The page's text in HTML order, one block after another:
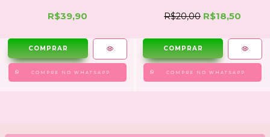
R$39,90
COMPRE NO WHATSAPP
R$20,00 R$18,50
COMPRE NO WHATSAPP